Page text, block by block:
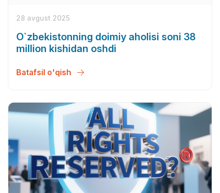
28 avgust 2025
O`zbekistonning doimiy aholisi soni 38
million kishidan oshdi
Batafsil o'qish